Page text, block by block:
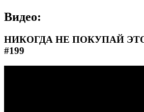
Видео:
НИКОГДА НЕ ПОКУПАЙ
#199